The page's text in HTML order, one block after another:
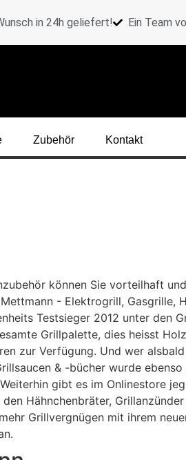
in 24h geliefert! Ein Team
Zubehör Kontakt
können Sie vorteilhaft
- Elektrogrill, Gasgrille,
Testsieger 2012 unter den
Grillpalette, dies heisst
zur Verfügung. Und wer
& -bücher wurde
gibt es im Onlinestore
Hähnchenbräter,
Grillvergnügen mit ihrem